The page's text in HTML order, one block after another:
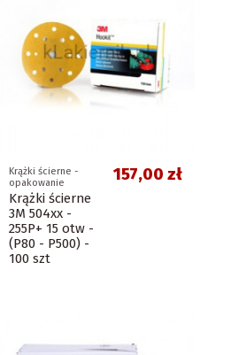
Krążki ścierne -
opakowanie
Krążki ścierne
3M 504xx -
255P+ 15 otw -
(P80 - P500) -
100 szt
157,00 zł